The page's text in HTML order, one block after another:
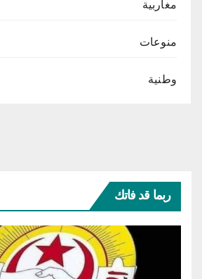
مغاربية
منوعات
وطنية
ربما قد فاتك